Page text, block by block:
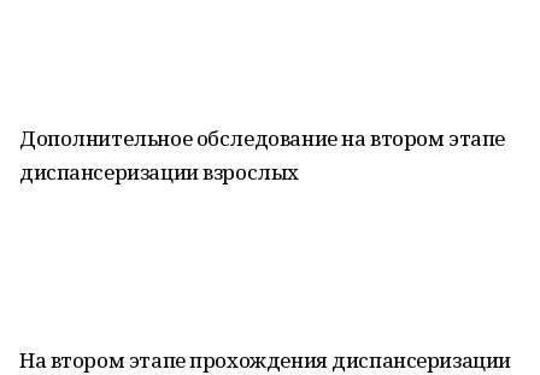
Дополнительное обследование на втором этапе
диспансеризации взрослых
На втором этапе прохождения диспансеризации